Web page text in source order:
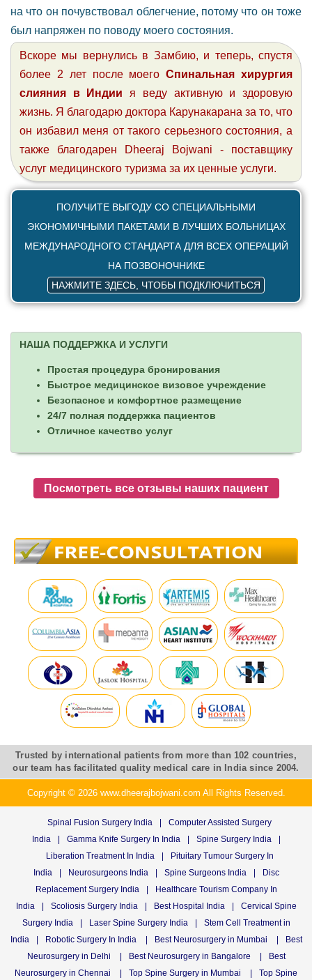
на что он почувствовал облегчение, потому что он тоже
был напряжен по поводу моего состояния.
Вскоре мы вернулись в Замбию, и теперь, спустя
более 2 лет после моегоСпинальная хирургия
слияния в Индии я веду активную и здоровую
жизнь. Я благодарю доктора Карунакарана за то, что
он избавил меня от такого серьезного состояния, а
также благодарен Dheeraj Bojwani - поставщику
услуг медицинского туризма за их ценные услуги.
ПОЛУЧИТЕ ВЫГОДУ СО СПЕЦИАЛЬНЫМИ
ЭКОНОМИЧНЫМИ ПАКЕТАМИ В ЛУЧШИХ БОЛЬНИЦАХ
МЕЖДУНАРОДНОГО СТАНДАРТА ДЛЯ ВСЕХ ОПЕРАЦИЙ
НА ПОЗВОНОЧНИКЕ
НАЖМИТЕ ЗДЕСЬ, ЧТОБЫ ПОДКЛЮЧИТЬСЯ
НАША ПОДДЕРЖКА И УСЛУГИ
Простая процедура бронирования
Быстрое медицинское визовое учреждение
Безопасное и комфортное размещение
24/7 полная поддержка пациентов
Отличное качество услуг
Посмотреть все отзывы наших пациент
Trusted by international patients from more than 102 countries,
our team has facilitated quality medical care in India since 2004.
Copyright © 2026 www.dheerajbojwani.com All Rights Reserved.
Spinal Fusion Surgery India
Computer Assisted Surgery
India
Gamma Knife Surgery In India Spine Surgery India
Liberation Treatment In India
Pituitary Tumour Surgery In
India
Neurosurgeons India Spine Surgeons India
Disc
Replacement Surgery India
Healthcare Tourism Company In
India
Scoliosis Surgery India Best Hospital India
Cervical Spine
Surgery India
Laser Spine Surgery India
Stem Cell Treatment in
India
Robotic Surgery In India Best Neurosurgery in Mumbai
Best
Neurosurgery in Delhi
Best Neurosurgery in Bangalore
Best
Neurosurgery in Chennai
Top Spine Surgery in Mumbai Top Spine